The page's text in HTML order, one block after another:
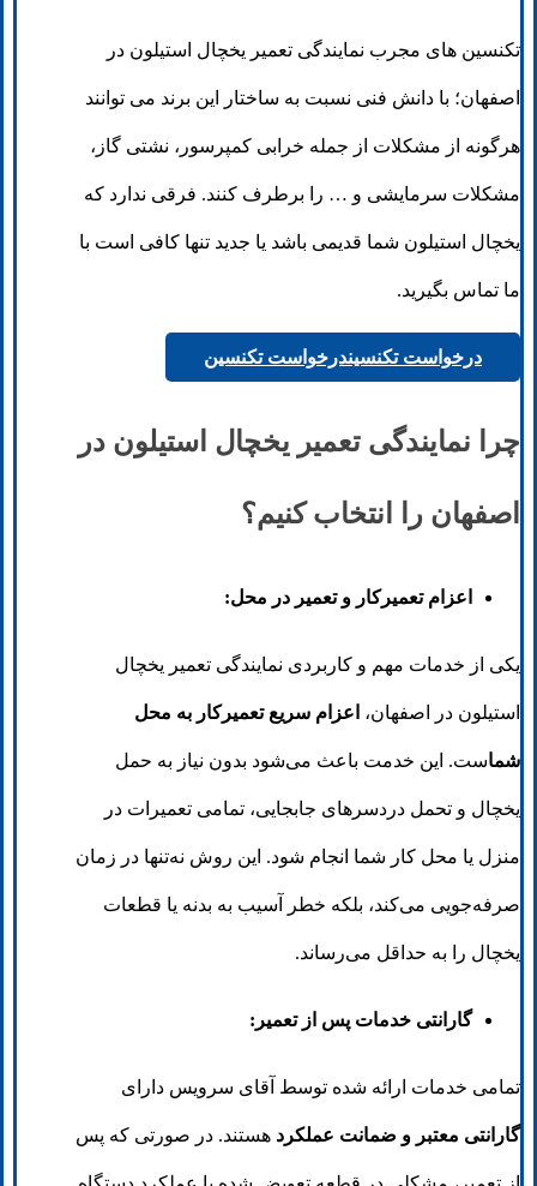
تکنسین های مجرب نمایندگی تعمیر یخچال استیلون در
اصفهان؛ با دانش فنی نسبت به ساختار این برند می توانند
هرگونه از مشکلات از جمله خرابی کمپرسور، نشتی گاز،
مشکلات سرمایشی و … را برطرف کنند. فرقی ندارد که
یخچال استیلون شما قدیمی باشد یا جدید تنها کافی است با
ما تماس بگیرید.
درخواست تکنسیندرخواست تکنسین
چرا نمایندگی تعمیر یخچال استیلون در
اصفهان را انتخاب کنیم؟
اعزام تعمیرکار و تعمیر در محل:
یکی از خدمات مهم و کاربردی نمایندگی تعمیر یخچال
استیلون در اصفهان، اعزام سریع تعمیرکار به محل
شماست. این خدمت باعث می‌شود بدون نیاز به حمل
یخچال و تحمل دردسرهای جابجایی، تمامی تعمیرات در
منزل یا محل کار شما انجام شود. این روش نه‌تنها در زمان
صرفه‌جویی می‌کند، بلکه خطر آسیب به بدنه یا قطعات
یخچال را به حداقل می‌رساند.
گارانتی خدمات پس از تعمیر:
تمامی خدمات ارائه شده توسط آقای سرویس دارای
گارانتی معتبر و ضمانت عملکرد هستند. در صورتی که پس